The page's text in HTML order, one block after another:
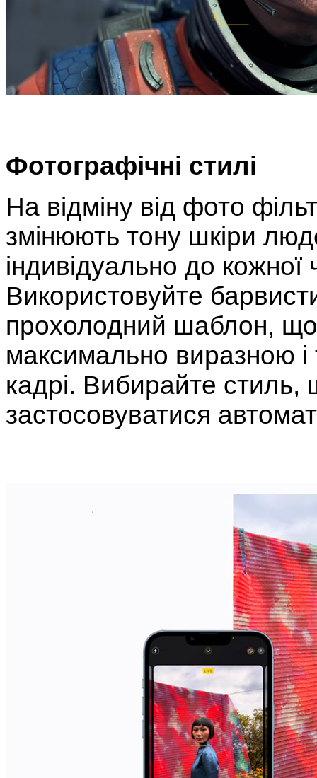
Фотографічні стилі
На відміну від фото
змінюють тону шкіри
індивідуально до
Використовуйте
прохолодний шаблон,
максимально виразною
кадрі. Вибирайте стиль,
застосовуватися